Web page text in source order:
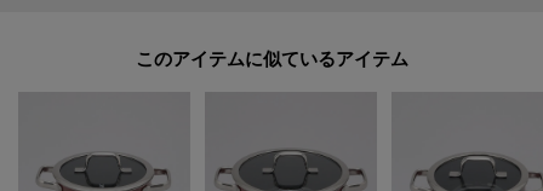
このアイテムに似ているアイテム